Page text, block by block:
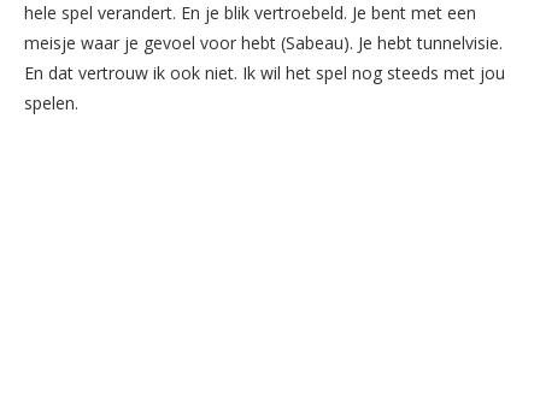
hele spel verandert. En je blik vertroebeld. Je bent met een
meisje waar je gevoel voor hebt (Sabeau). Je hebt tunnelvisie.
En dat vertrouw ik ook niet. Ik wil het spel nog steeds met jou
spelen.